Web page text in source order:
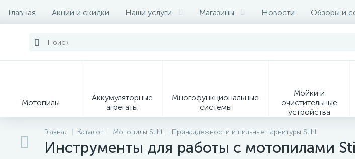
Главная Акции и скидки Наши услуги Магазины Новости Обзоры и
Мотопилы
Аккумуляторные
агрегаты
Многофункциональные
системы
Мойки и
очистительные
устройства
Садовые
Садовые
Сувенирная
Образивно-
Главная Каталог Мотопилы Stihl Принадлежности и пильные гарнитуры Stihl
Инструменты для работы с мотопилами